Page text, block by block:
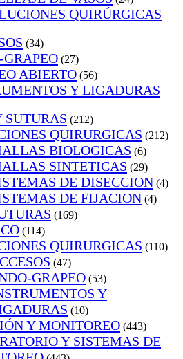
QUIRÚRGICAS
(34)
(27)
ABIERTO (56)
Y LIGADURAS
(212)
QUIRURGICAS (212)
BIOLOGICAS (6)
SINTETICAS (29)
DE DISECCION (4)
DE FIJACION (4)
(169)
(114)
QUIRURGICAS (110)
(47)
GRAPEO (53)
Y
(10)
Y MONITOREO (443)
Y SISTEMAS DE